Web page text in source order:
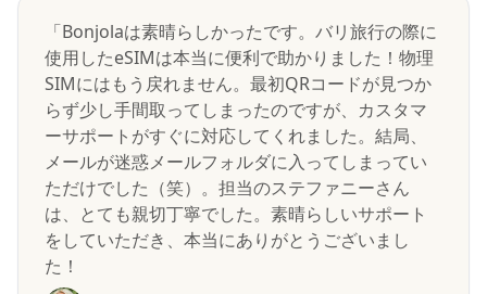
「Bonjolaは素晴らしかったです。バリ旅行の際に
使用したeSIMは本当に便利で助かりました！物理
SIMにはもう戻れません。最初QRコードが見つか
らず少し手間取ってしまったのですが、カスタマ
ーサポートがすぐに対応してくれました。結局、
メールが迷惑メールフォルダに入ってしまってい
ただけでした（笑）。担当のステファニーさん
は、とても親切丁寧でした。素晴らしいサポート
をしていただき、本当にありがとうございまし
た！